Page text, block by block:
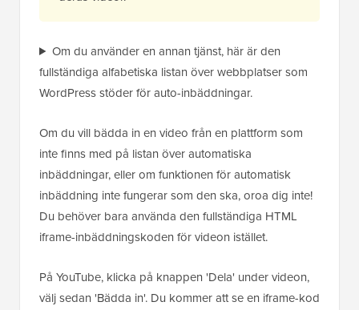
Om du använder en annan tjänst, här är den
fullständiga alfabetiska listan över webbplatser som
WordPress stöder för auto-inbäddningar.
Om du vill bädda in en video från en plattform som
inte finns med på listan över automatiska
inbäddningar, eller om funktionen för automatisk
inbäddning inte fungerar som den ska, oroa dig inte!
Du behöver bara använda den fullständiga HTML
iframe-inbäddningskoden för videon istället.
På YouTube, klicka på knappen 'Dela' under videon,
välj sedan 'Bädda in'. Du kommer att se en iframe-kod